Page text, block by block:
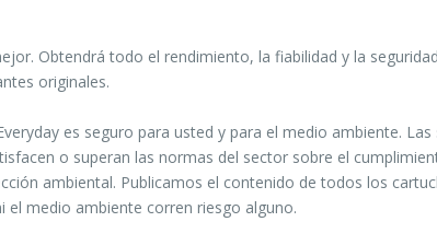
Obtendrá todo el rendimiento, la fiabilidad y la
originales.
es seguro para usted y para el medio ambiente.
o superan las normas del sector sobre el
ambiental. Publicamos el contenido de todos los
el medio ambiente corren riesgo alguno.